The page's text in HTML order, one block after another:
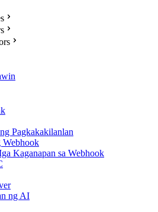
Pagkakakilanlan
Webhook
Kaganapan sa Webhook
ng AI